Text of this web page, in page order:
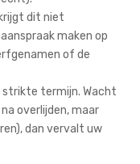
dit niet
maken op
of de
strikte termijn. Wacht
overlijden, maar
dan vervalt uw